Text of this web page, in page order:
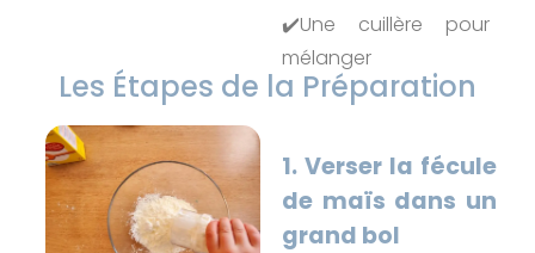
✔️Une cuillère pour
mélanger
Les Étapes de la Préparation
1. Verser la fécule
de maïs dans un
grand bol